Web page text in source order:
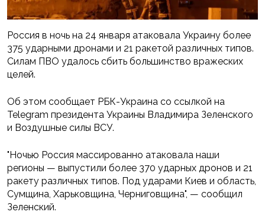
Россия в ночь на 24 января атаковала Украину более
375 ударными дронами и 21 ракетой различных типов.
Силам ПВО удалось сбить большинство вражеских
целей.
Об этом сообщает РБК-Украина со ссылкой на
Telegram президента Украины Владимира Зеленского
и Воздушные силы ВСУ.
"Ночью Россия массированно атаковала наши
регионы — выпустили более 370 ударных дронов и 21
ракету различных типов. Под ударами Киев и область,
Сумщина, Харьковщина, Черниговщина", — сообщил
Зеленский.